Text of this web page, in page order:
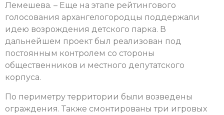
Лемешева. – Еще на этапе рейтингового
голосования архангелогородцы поддержали
идею возрождения детского парка. В
дальнейшем проект был реализован под
постоянным контролем со стороны
общественников и местного депутатского
корпуса.
По периметру территории были возведены
ограждения. Также смонтированы три игровых